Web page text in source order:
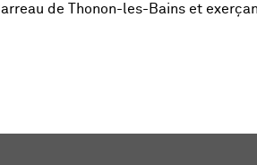
de Thonon-les-Bains et